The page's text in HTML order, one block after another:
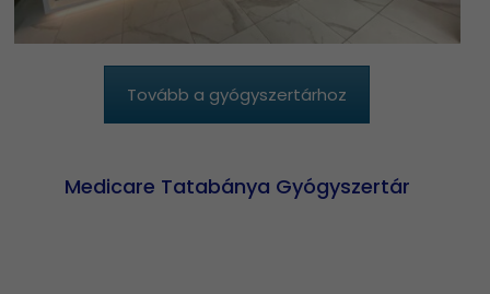
Tovább a gyógyszertárhoz
Medicare Tatabánya Gyógyszertár